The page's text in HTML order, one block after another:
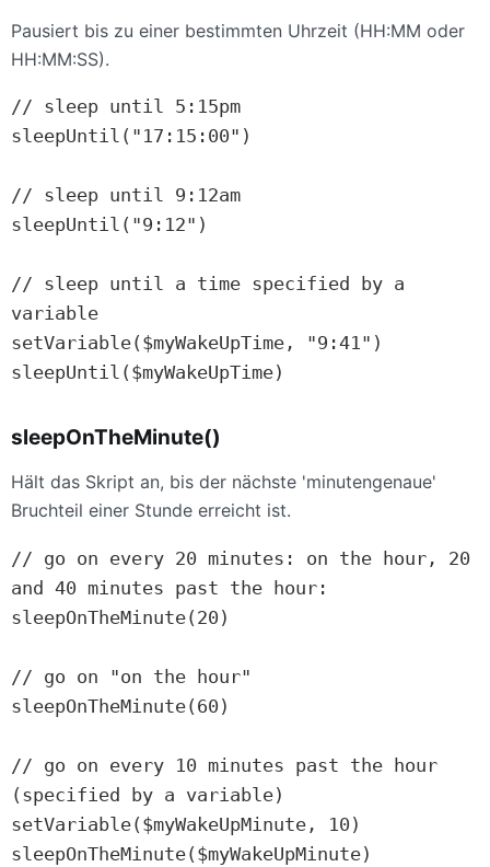
Pausiert bis zu einer bestimmten Uhrzeit (HH:MM oder
HH:MM:SS).
// sleep until 5:15pm
sleepUntil("17:15:00")
// sleep until 9:12am
sleepUntil("9:12")
// sleep until a time specified by a
variable
setVariable($myWakeUpTime, "9:41")
sleepUntil($myWakeUpTime)
sleepOnTheMinute()
Hält das Skript an, bis der nächste 'minutengenaue'
Bruchteil einer Stunde erreicht ist.
// go on every 20 minutes: on the hour, 20
and 40 minutes past the hour:
sleepOnTheMinute(20)
// go on "on the hour"
sleepOnTheMinute(60)
// go on every 10 minutes past the hour
(specified by a variable)
setVariable($myWakeUpMinute, 10)
sleepOnTheMinute($myWakeUpMinute)